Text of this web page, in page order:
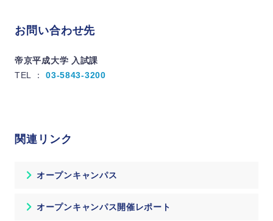
お問い合わせ先
帝京平成大学 入試課
TEL ：03-5843-3200
関連リンク
オープンキャンパス
オープンキャンパス開催レポート